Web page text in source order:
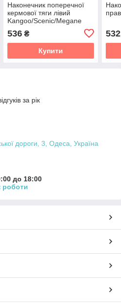
Наконечник поперечної
кермової тяги лівий
Kangoo/Scenic/Megane
536₴
Купити
532
за рік
дороги, 3, Одеса, Україна
до 18:00
роботи